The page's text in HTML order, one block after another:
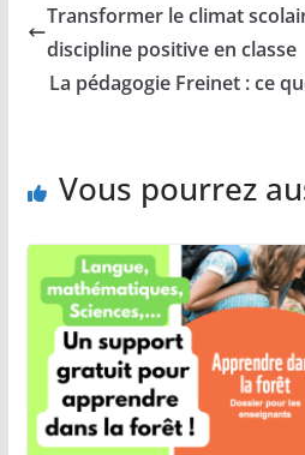
Transformer le climat
discipline positive en classe
La pédagogie Freinet : ce
Vous pourrez